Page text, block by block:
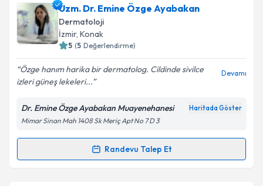
Prof. Dr. Şemsettin Karacaiçin randevu takvimi
talebi oluşturun. Size bu uzmandan randevu almanız
için bir takvim hazırlandığında e-posta ile
bilgilendireceğiz.
E-posta Adresiniz
Kişisel verilerimin işlenmesine ilişkin
Metni'ni okudum ve kişisel verilerimin belirtilen
kapsamda işlenmesini kabul ediyorum.
Uzm. Dr. Emine Özge Ayabakan
Dermatoloji
İzmir, Konak
5 (5 Değerlendirme)
Özge hanım harika bir dermatolog. Cildinde sivilce
izleri güneş lekeleri...
Devamı
Dr. Emine Özge Ayabakan Muayenehanesi Haritada Göster
Mimar Sinan Mah 1408 Sk Meriç Apt No 7 D 3
Randevu Talep Et
Randevu Takvimi Talebi